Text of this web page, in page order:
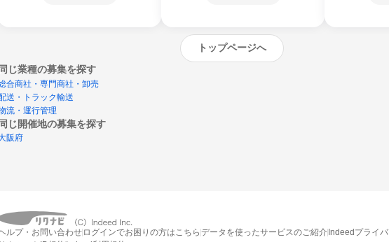
トップページへ
同じ業種の募集を探す
合商社・専門商社・卸売
送・トラック輸送
流・運行管理
同じ開催地の募集を探す
阪府
ルプ・お問い合わせ ログインでお困りの方はこちら データを使ったサービスのご紹介 Indeedプライ